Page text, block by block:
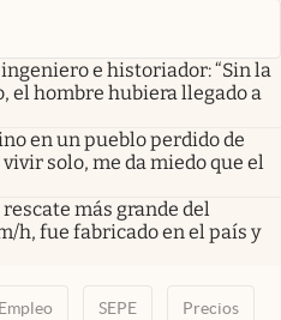
e historiador: “Sin la
el hombre hubiera llegado a
en un pueblo perdido de
solo, me da miedo que el
más grande del
h, fue fabricado en el país y
Empleo SEPE Precios